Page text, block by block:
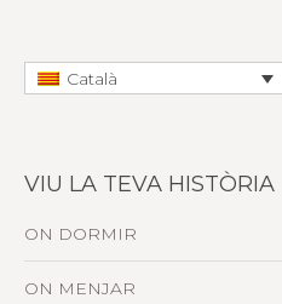
Català
VIU LA TEVA HISTÒRIA
ON DORMIR
ON MENJAR